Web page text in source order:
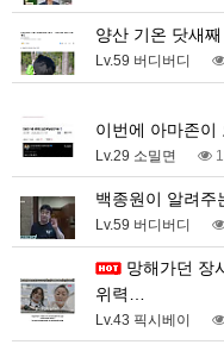
양산 기온 닷새
Lv.59 버디버디
이번에 아마존이
Lv.29 소밀면
백종원이 알려주
Lv.59 버디버디
위력…
Lv.43 픽시베이